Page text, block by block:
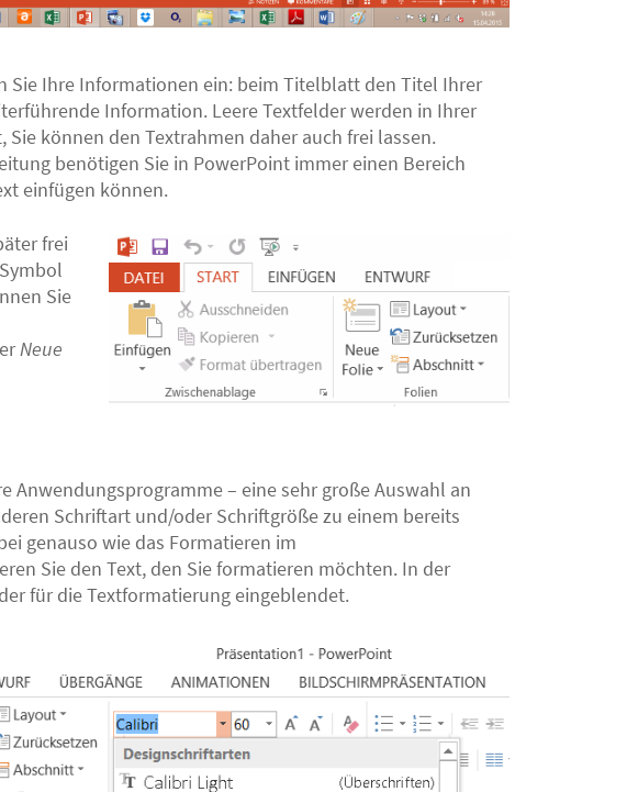
Sie Ihre Informationen ein: beim Titelblatt den Titel Ihrer
Information. Leere Textfelder werden in Ihrer
können den Textrahmen daher auch frei lassen.
benötigen Sie in PowerPoint immer einen Bereich
einfügen können.
frei
Sie
Neue
Anwendungsprogramme – eine sehr große Auswahl an
Schriftart und/oder Schriftgröße zu einem bereits
genauso wie das Formatieren im
Sie den Text, den Sie formatieren möchten. In der
für die Textformatierung eingeblendet.